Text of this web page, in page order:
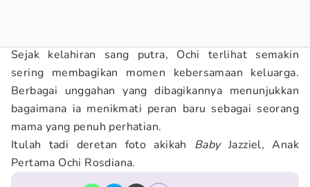
Sejak kelahiran sang putra, Ochi terlihat semakin
sering membagikan momen kebersamaan keluarga.
Berbagai unggahan yang dibagikannya menunjukkan
bagaimana ia menikmati peran baru sebagai seorang
mama yang penuh perhatian.
Itulah tadi deretan foto akikah Baby Jazziel, Anak
Pertama Ochi Rosdiana.